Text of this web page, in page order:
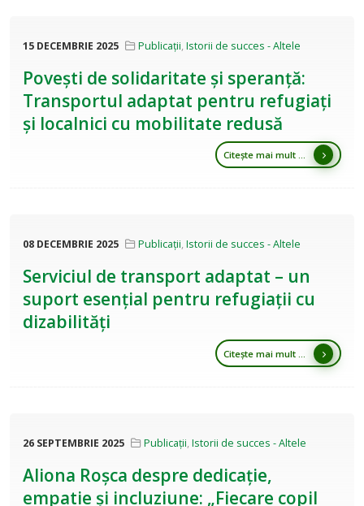
15 DECEMBRIE 2025 Publicații, Istorii de succes - Altele
Povești de solidaritate și speranță:
Transportul adaptat pentru refugiați
și localnici cu mobilitate redusă
Citește mai mult ...
08 DECEMBRIE 2025 Publicații, Istorii de succes - Altele
Serviciul de transport adaptat – un
suport esențial pentru refugiații cu
dizabilități
Citește mai mult ...
26 SEPTEMBRIE 2025 Publicații, Istorii de succes - Altele
Aliona Roșca despre dedicație,
empatie și incluziune: „Fiecare copil